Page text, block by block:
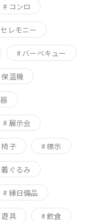
コンロ
セレモニー
バーベキュー
保温機
器
展示会
椅子 標示
着ぐるみ
縁日備品
遊具 飲食